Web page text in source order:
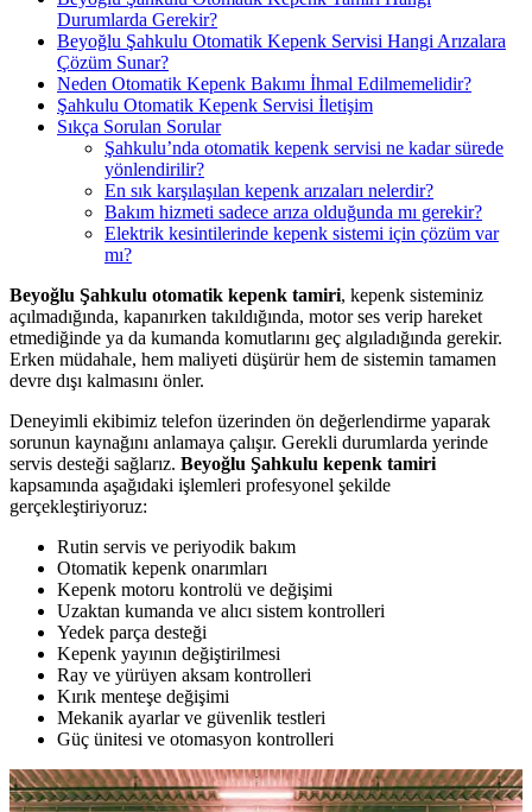
Durumlarda Gerekir?
Beyoğlu Şahkulu Otomatik Kepenk Servisi Hangi Arızalara
Çözüm Sunar?
Neden Otomatik Kepenk Bakımı İhmal Edilmemelidir?
Şahkulu Otomatik Kepenk Servisi İletişim
Sıkça Sorulan Sorular
Şahkulu’nda otomatik kepenk servisi ne kadar sürede
yönlendirilir?
En sık karşılaşılan kepenk arızaları nelerdir?
Bakım hizmeti sadece arıza olduğunda mı gerekir?
Elektrik kesintilerinde kepenk sistemi için çözüm var
mı?
Beyoğlu Şahkulu otomatik kepenk tamiri, kepenk sisteminiz
açılmadığında, kapanırken takıldığında, motor ses verip hareket
etmediğinde ya da kumanda komutlarını geç algıladığında gerekir.
Erken müdahale, hem maliyeti düşürür hem de sistemin tamamen
devre dışı kalmasını önler.
Deneyimli ekibimiz telefon üzerinden ön değerlendirme yaparak
sorunun kaynağını anlamaya çalışır. Gerekli durumlarda yerinde
servis desteği sağlarız. Beyoğlu Şahkulu kepenk tamiri
kapsamında aşağıdaki işlemleri profesyonel şekilde
gerçekleştiriyoruz:
Rutin servis ve periyodik bakım
Otomatik kepenk onarımları
Kepenk motoru kontrolü ve değişimi
Uzaktan kumanda ve alıcı sistem kontrolleri
Yedek parça desteği
Kepenk yayının değiştirilmesi
Ray ve yürüyen aksam kontrolleri
Kırık menteşe değişimi
Mekanik ayarlar ve güvenlik testleri
Güç ünitesi ve otomasyon kontrolleri